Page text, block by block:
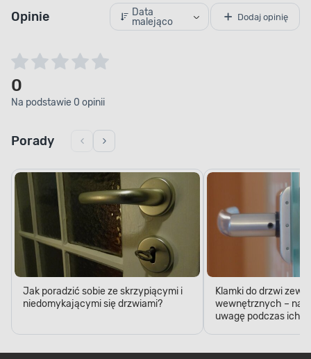
Opinie
Data
malejąco
Dodaj opinię
0
Na podstawie 0 opinii
Porady
Jak poradzić sobie ze skrzypiącymi i
niedomykającymi się drzwiami?
Klamki do drzwi
wewnętrznych – na
uwagę podczas ich